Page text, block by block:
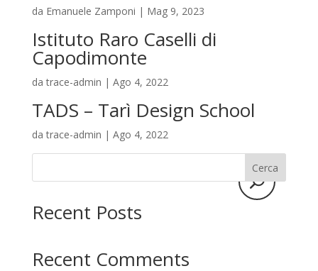
Il progetto
La candidatura
I tirocinanti
Le borse di studio
Sostenitori
Atelier
da Emanuele Zamponi | Mag 9, 2023
Istituto Raro Caselli di
Capodimonte
datrace-admin | Ago 4, 2022
TADS – Tarì Design School
datrace-admin | Ago 4, 2022
Cerca
Recent Posts
Recent Comments